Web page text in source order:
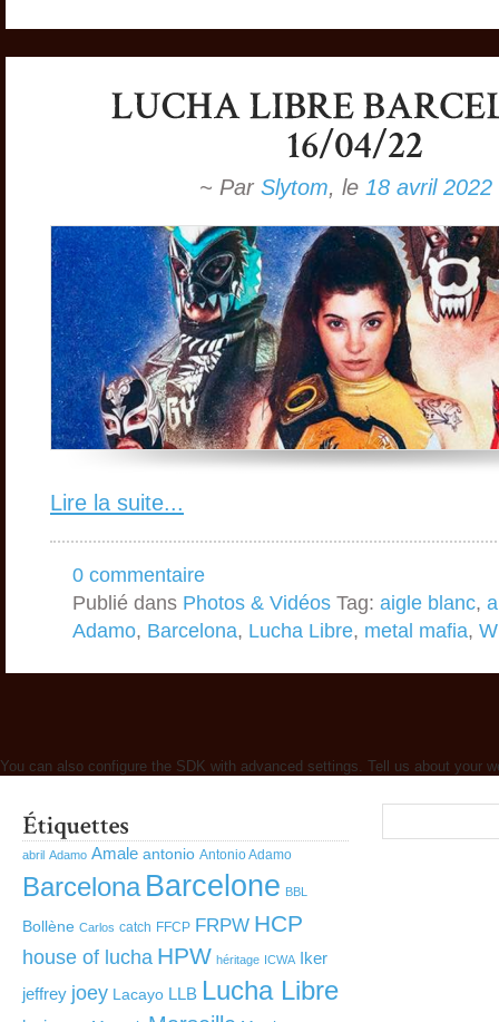
~ Par Slytom, le 18 avril 2022
Lire la suite...
0 commentaire
Publié dans Photos & Vidéos Tag: aigle blanc,
Adamo, Barcelona, Lucha Libre, metal mafia,
You can also configure the SDK with advanced settings. Tell us about your
abril Adamo Amale antonio Antonio Adamo
Barcelona Barcelone BBL
Bollène Carlos catch FFCP FRPW HCP
house of lucha HPW héritage ICWA Iker
jeffrey joey Lacayo LLB Lucha Libre